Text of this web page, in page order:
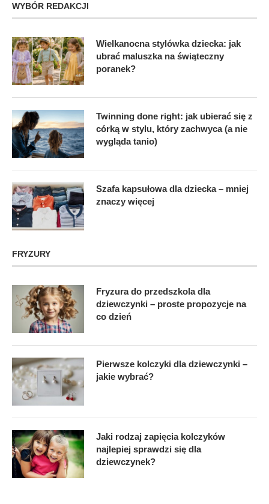
WYBÓR REDAKCJI
Wielkanocna stylówka dziecka: jak
ubrać maluszka na świąteczny
poranek?
Twinning done right: jak ubierać się z
córką w stylu, który zachwyca (a nie
wygląda tanio)
Szafa kapsułowa dla dziecka – mniej
znaczy więcej
FRYZURY
Fryzura do przedszkola dla
dziewczynki – proste propozycje na
co dzień
Pierwsze kolczyki dla dziewczynki –
jakie wybrać?
Jaki rodzaj zapięcia kolczyków
najlepiej sprawdzi się dla
dziewczynek?